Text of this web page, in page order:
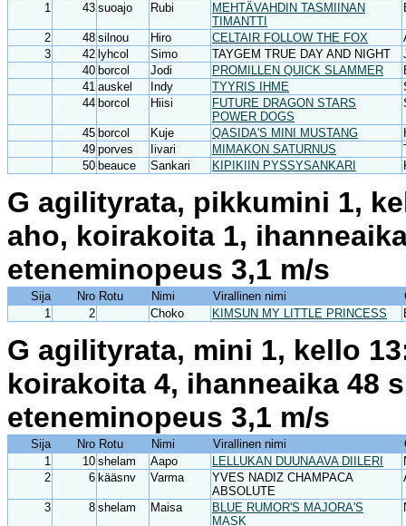
1
43 suoajo Rubi
MEHTÄVAHDIN TASMIINAN
TIMANTTI
2 48 silnou Hiro CELTAIR FOLLOW THE FOX
3
42 lyhcol Simo TAYGEM TRUE DAY AND NIGHT
40 borcol Jodi PROMILLEN QUICK SLAMMER
41 auskel Indy TYYRIS IHME
44 borcol Hiisi
FUTURE DRAGON STARS
POWER DOGS
45 borcol Kuje QASIDA'S MINI MUSTANG
49 porves Iivari MIMAKON SATURNUS
50 beauce Sankari KIPIKIIN PYSSYSANKARI
G agilityrata, pikkumini 1,
aho, koirakoita 1,
eteneminopeus 3,1 m/s
Sija Nro Rotu Nimi Virallinen nimi
1
2 Choko KIMSUN MY LITTLE PRINCESS
G agilityrata, mini 1, kello
koirakoita 4, ihanneaika 48
eteneminopeus 3,1 m/s
Sija Nro Rotu Nimi Virallinen nimi
1
10 shelam Aapo LELLUKAN DUUNAAVA DIILERI
2
6 kääsnv Varma
YVES NADIZ CHAMPACA
ABSOLUTE
3 8 shelam Maisa
BLUE RUMOR'S MAJORA'S
MASK